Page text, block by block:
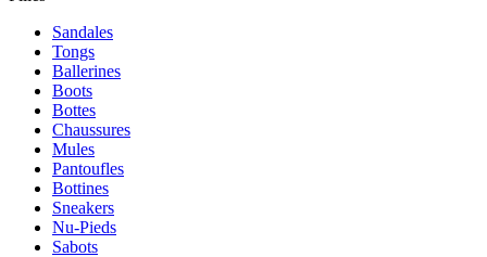
Sandales
Tongs
Ballerines
Boots
Bottes
Chaussures
Mules
Pantoufles
Bottines
Sneakers
Nu-Pieds
Sabots